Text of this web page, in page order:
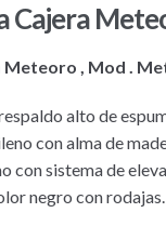
Cajera
Meteoro , Mod .
alto de
con alma de
con sistema de
negro con rodajas.